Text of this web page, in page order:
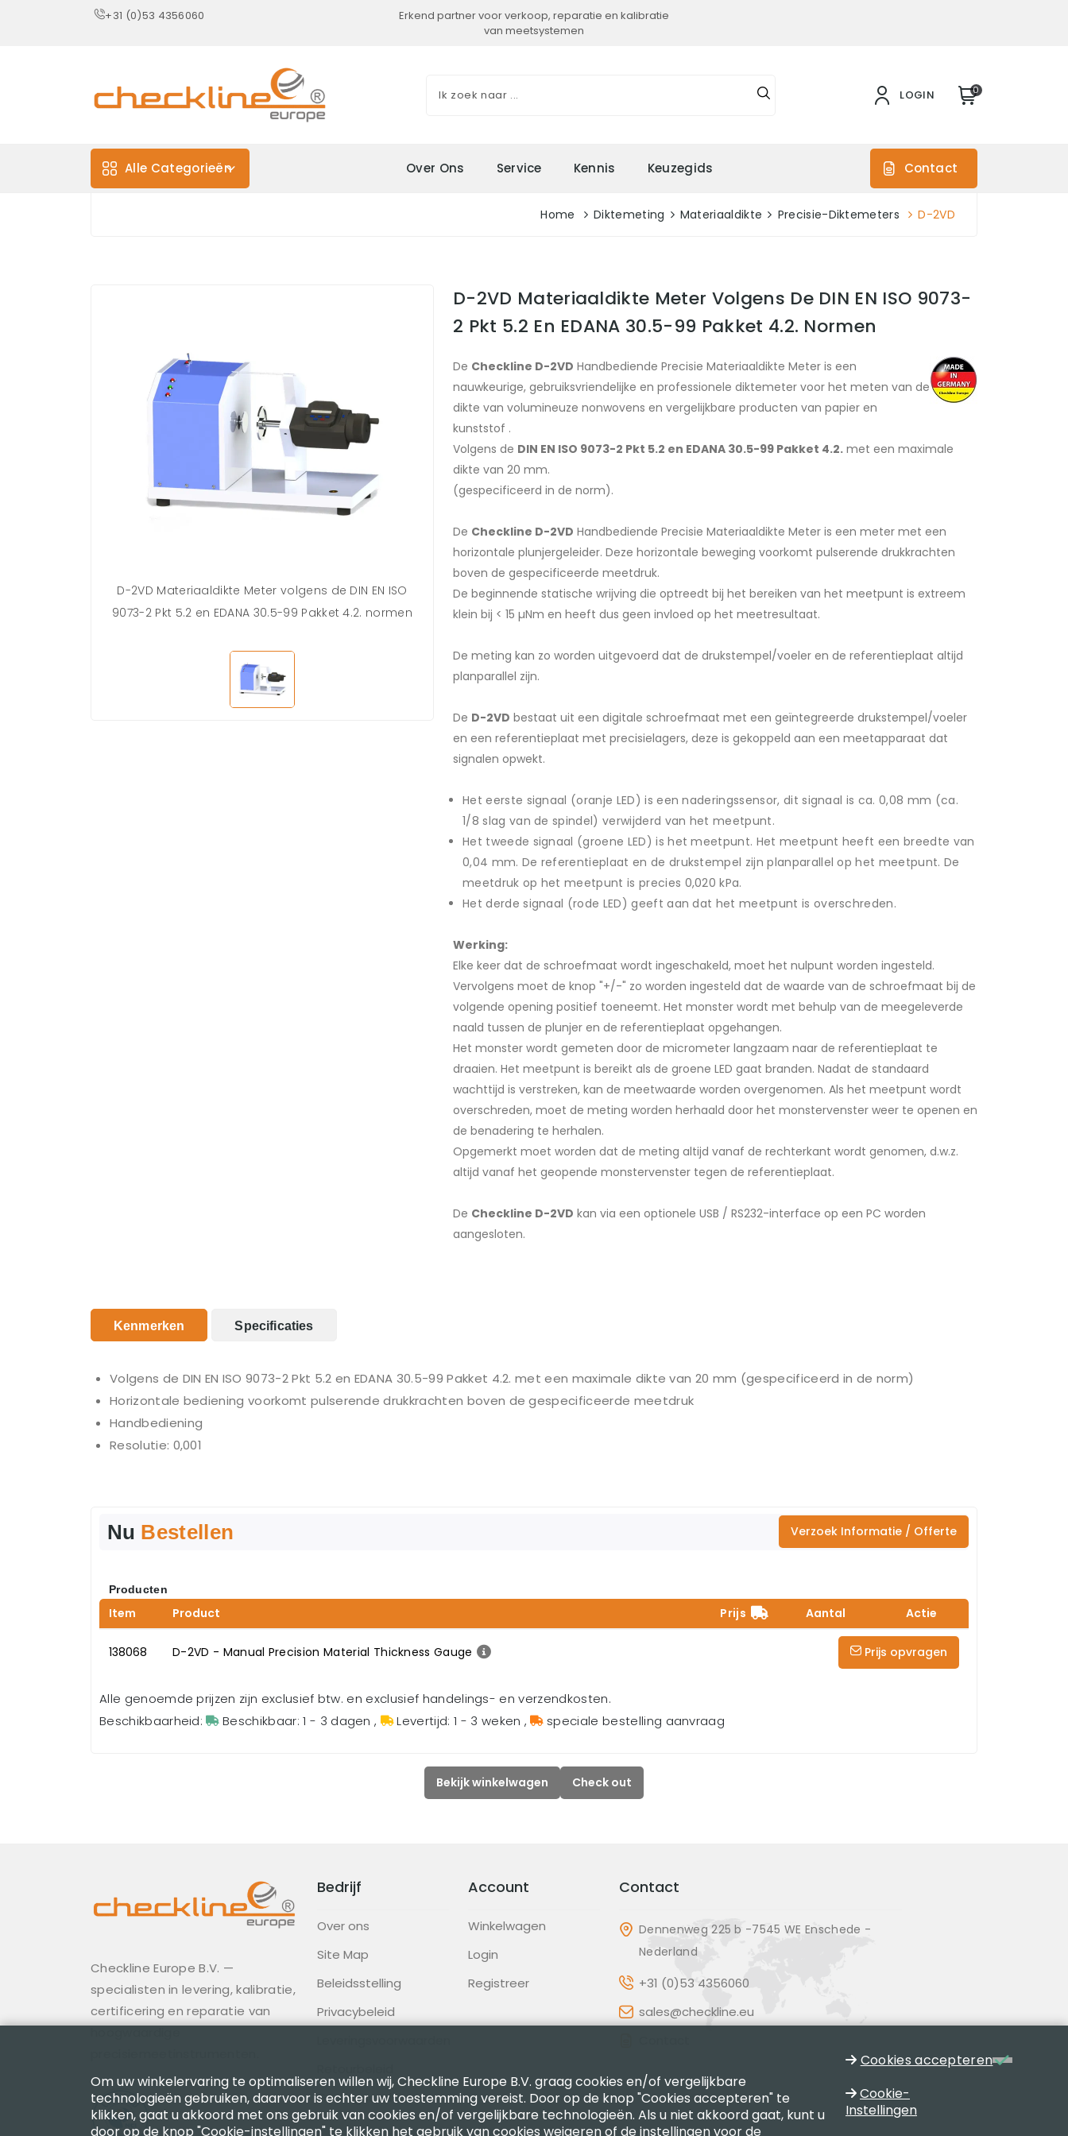
+31 (0)53 4356060
Erkend partner voor verkoop, reparatie en kalibratie
van meetsystemen
LOGIN 0
Alle Categorieën Over Ons Service Kennis Keuzegids Contact
Home Diktemeting Materiaaldikte Precisie-Diktemeters D-2VD
D-2VD Materiaaldikte Meter volgens de DIN EN ISO
9073-2 Pkt 5.2 en EDANA 30.5-99 Pakket 4.2. normen
D-2VD Materiaaldikte Meter Volgens De DIN EN ISO 9073-
2 Pkt 5.2 En EDANA 30.5-99 Pakket 4.2. Normen
De Checkline D-2VD Handbediende Precisie Materiaaldikte Meter is een
nauwkeurige, gebruiksvriendelijke en professionele diktemeter voor het meten van de
dikte van volumineuze nonwovens en vergelijkbare producten van papier en
kunststof .
Volgens de DIN EN ISO 9073-2 Pkt 5.2 en EDANA 30.5-99 Pakket 4.2. met een maximale
dikte van 20 mm.
(gespecificeerd in de norm).
De Checkline D-2VD Handbediende Precisie Materiaaldikte Meter is een meter met een
horizontale plunjergeleider. Deze horizontale beweging voorkomt pulserende drukkrachten
boven de gespecificeerde meetdruk.
De beginnende statische wrijving die optreedt bij het bereiken van het meetpunt is extreem
klein bij < 15 µNm en heeft dus geen invloed op het meetresultaat.
De meting kan zo worden uitgevoerd dat de drukstempel/voeler en de referentieplaat altijd
planparallel zijn.
De D-2VD bestaat uit een digitale schroefmaat met een geïntegreerde drukstempel/voeler
en een referentieplaat met precisielagers, deze is gekoppeld aan een meetapparaat dat
signalen opwekt.
Het eerste signaal (oranje LED) is een naderingssensor, dit signaal is ca. 0,08 mm (ca.
1/8 slag van de spindel) verwijderd van het meetpunt.
Het tweede signaal (groene LED) is het meetpunt. Het meetpunt heeft een breedte van
0,04 mm. De referentieplaat en de drukstempel zijn planparallel op het meetpunt. De
meetdruk op het meetpunt is precies 0,020 kPa.
Het derde signaal (rode LED) geeft aan dat het meetpunt is overschreden.
Werking:
Elke keer dat de schroefmaat wordt ingeschakeld, moet het nulpunt worden ingesteld.
Vervolgens moet de knop "+/-" zo worden ingesteld dat de waarde van de schroefmaat bij de
volgende opening positief toeneemt. Het monster wordt met behulp van de meegeleverde
naald tussen de plunjer en de referentieplaat opgehangen.
Het monster wordt gemeten door de micrometer langzaam naar de referentieplaat te
draaien. Het meetpunt is bereikt als de groene LED gaat branden. Nadat de standaard
wachttijd is verstreken, kan de meetwaarde worden overgenomen. Als het meetpunt wordt
overschreden, moet de meting worden herhaald door het monstervenster weer te openen en
de benadering te herhalen.
Opgemerkt moet worden dat de meting altijd vanaf de rechterkant wordt genomen, d.w.z.
altijd vanaf het geopende monstervenster tegen de referentieplaat.
De Checkline D-2VD kan via een optionele USB / RS232-interface op een PC worden
aangesloten.
Kenmerken Specificaties
Volgens de DIN EN ISO 9073-2 Pkt 5.2 en EDANA 30.5-99 Pakket 4.2. met een maximale dikte van 20 mm (gespecificeerd in de norm)
Horizontale bediening voorkomt pulserende drukkrachten boven de gespecificeerde meetdruk
Handbediening
Resolutie: 0,001
Nu Bestellen Verzoek Informatie / Offerte
Producten
Item Product Prijs Aantal Actie
138068 D-2VD - Manual Precision Material Thickness Gauge Prijs opvragen
Alle genoemde prijzen zijn exclusief btw. en exclusief handelings- en verzendkosten.
Beschikbaarheid:
Beschikbaar: 1 - 3 dagen , Levertijd: 1 - 3 weken , speciale bestelling aanvraag
Bekijk winkelwagen Check out
Checkline Europe B.V. —
specialisten in levering, kalibratie,
certificering en reparatie van
Bedrijf
Over ons
Site Map
Beleidsstelling
Privacybeleid
Gedragscode
Account
Winkelwagen
Login
Registreer
Contact
Dennenweg 225 b -7545 WE Enschede -
Nederland
+31 (0)53 4356060
sales@checkline.eu
Om uw winkelervaring te optimaliseren willen wij, Checkline Europe B.V. graag cookies en/of vergelijkbare
technologieën gebruiken, daarvoor is echter uw toestemming vereist. Door op de knop "Cookies accepteren" te
klikken, gaat u akkoord met ons gebruik van cookies en/of vergelijkbare technologieën. Als u niet akkoord gaat, kunt u
door op de knop "Cookie-instellingen" te klikken het gebruik van cookies weigeren of de instellingen voor de
Cookies accepteren
Cookie-
Instellingen